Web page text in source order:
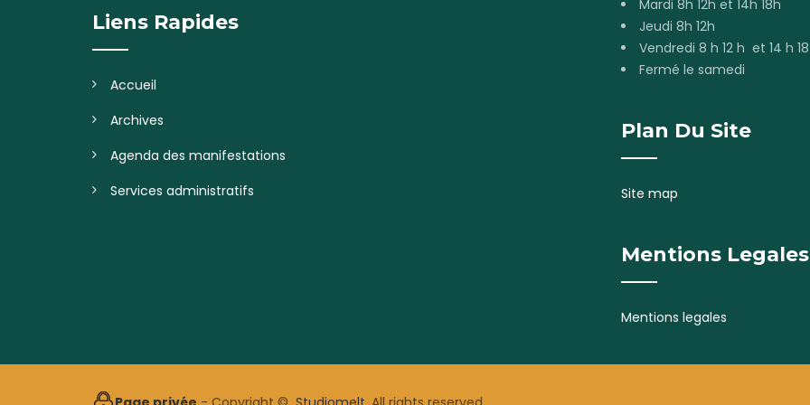
Liens Rapides
Accueil
Archives
Agenda des manifestations
Services administratifs
Mardi 8h 12h et 14h 18h
Jeudi 8h 12h
Vendredi 8 h 12 h et 14 h
Fermé le samedi
Plan Du Site
Site map
Mentions Legales
Mentions legales